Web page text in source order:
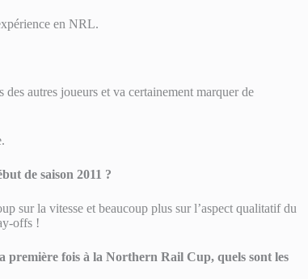
en NRL.
autres joueurs et va certainement marquer de
de saison 2011 ?
sur la vitesse et beaucoup plus sur l’aspect qualitatif du
offs !
fois à la Northern Rail Cup, quels sont les